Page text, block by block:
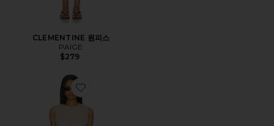
CLEMENTINE 원피스
PAIGE
$279
Favorite EMILIE 원피스